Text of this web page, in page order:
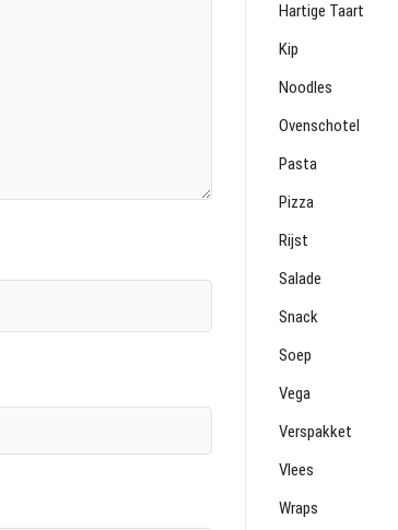
Hartige Taart
Kip
Noodles
Ovenschotel
Pasta
Pizza
Rijst
Salade
Snack
Soep
Vega
Verspakket
Vlees
Wraps